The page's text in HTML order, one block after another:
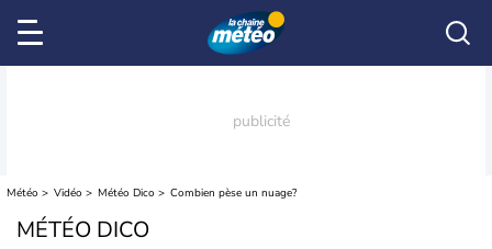
Météo Vidéo Météo Dico Combien pèse un nuage?
MÉTÉO DICO